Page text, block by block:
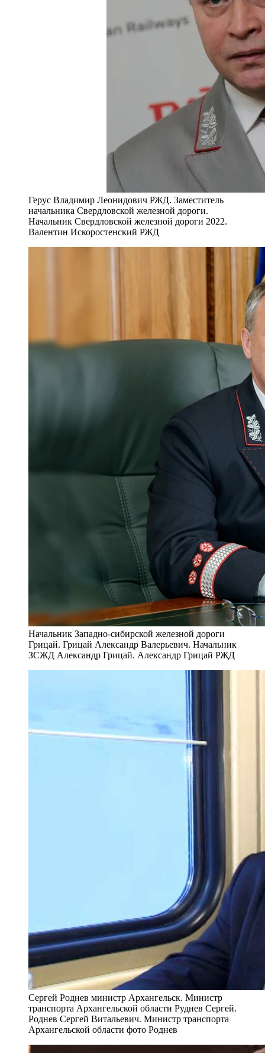
Герус Владимир Леонидович РЖД. Заместитель
начальника Свердловской железной дороги.
Начальник Свердловской железной дороги 2022.
Валентин Искоростенский РЖД
Начальник Западно-сибирской железной дороги
Грицай. Грицай Александр Валерьевич. Начальник
ЗСЖД Александр Грицай. Александр Грицай РЖД
Сергей Роднев министр Архангельск. Министр
транспорта Архангельской области Руднев Сергей.
Роднев Сергей Витальевич. Министр транспорта
Архангельской области фото Роднев